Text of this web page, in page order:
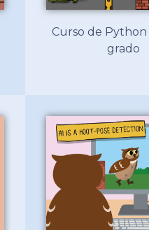
Curso de Python
grado